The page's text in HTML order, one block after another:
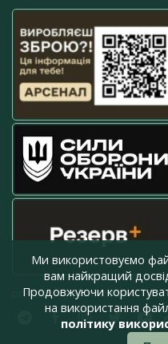
press@armyinform.com.ua
Ми використовуємо
вам найкращий
Продовжуючи
на використання
політику